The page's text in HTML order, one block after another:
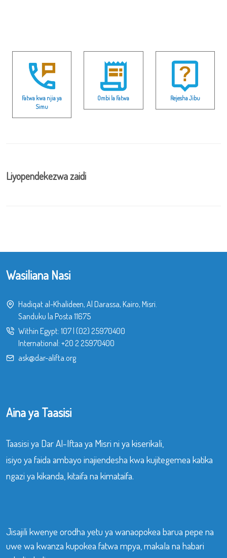
Fatwa kwa njia ya
Simu
Ombi la Fatwa Rejesha Jibu
Liyopendekezwa zaidi
Wasiliana Nasi
Hadiqat al-Khalideen, Al Darassa, Kairo, Misri.
Sanduku la Posta 11675
Within Egypt: 107| (02) 25970400
International: +20 2 25970400
ask@dar-alifta.org
Aina ya Taasisi
Taasisi ya Dar Al-Iftaa ya Misri ni ya kiserikali,
isiyo ya faida ambayo inajiendesha kwa kujitegemea katika
ngazi ya kikanda, kitaifa na kimataifa.
Jisajili kwenye orodha yetu ya wanaopokea barua pepe na
uwe wa kwanza kupokea fatwa mpya, makala na habari